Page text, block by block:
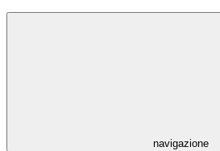
navigazione